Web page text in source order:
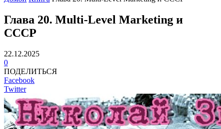
Глава 20. Multi-Level Marketing и
СССР
22.12.2025
0
ПОДЕЛИТЬСЯ
Facebook
Twitter